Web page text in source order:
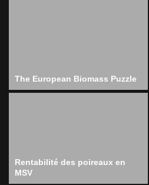
The European Biomass Puzzle
Rentabilité des poireaux en
MSV